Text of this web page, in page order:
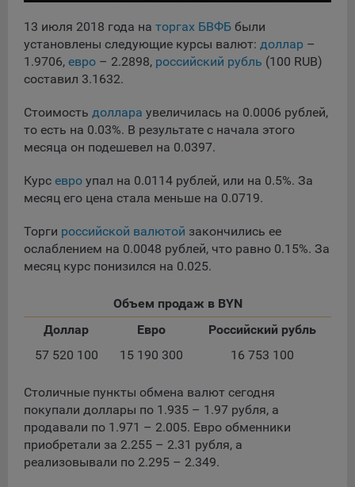
пункте 3 Политики, при их посещении для отражения
действий, совершенных пользователем. Эти файлы
позволяют не вводить заново или выбирать те же
параметры при повторном посещении того или иного
Целями обработки файлов cookie являются:
Общество не использует файлы cookie для
На сайтах используются как файлы cookie первой
стороны (устанавливаемые сайтами, которые посещает
пользователь), так и сторонние файлы cookie (задаются
сервером, расположенным вне домена наших сайтов).
Общество обрабатывает обезличенные данные
собираемые с помощью сервисов Интернет-статистики,
которые служат для сбора информации о действиях
пользователей на сайте, улучшения качества сайта и его
содержания. Общество обрабатывает обезличенные
сохранение файлов cookie и использование технологии
JavaScript).
На сайтах обрабатываются следующие типы файлов
13 июля 2018 года на торгах БВФБ были
установлены следующие курсы валют: доллар –
1.9706, евро – 2.2898, российский рубль (100 RUB)
составил 3.1632.
Стоимость доллара увеличилась на 0.0006 рублей,
то есть на 0.03%. В результате с начала этого
месяца он подешевел на 0.0397.
Курс евро упал на 0.0114 рублей, или на 0.5%. За
месяц его цена стала меньше на 0.0719.
Торги российской валютой закончились ее
ослаблением на 0.0048 рублей, что равно 0.15%. За
месяц курс понизился на 0.025.
Объем продаж в BYN
Доллар
Евро
Российский рубль
57 520 100
15 190 300 16 753 100
Столичные пункты обмена валют сегодня
покупали доллары по 1.935 – 1.97 рубля, а
продавали по 1.971 – 2.005. Евро обменники
приобретали за 2.255 – 2.31 рубля, а
реализовывали по 2.295 – 2.349.